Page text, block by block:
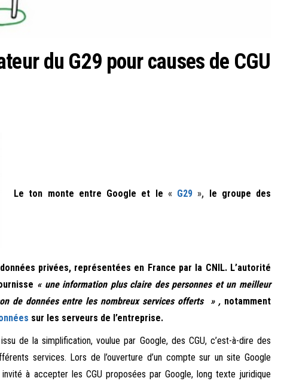
du G29 pour causes de CGU
Le ton monte entre Google et le « G29 », le groupe des
privées, représentées en France par la CNIL. L’autorité
« une information plus claire des personnes et un meilleur
de données entre les nombreux services offerts » , notamment
sur les serveurs de l’entreprise.
de la simplification, voulue par Google, des CGU, c’est-à-dire des
services. Lors de l’ouverture d’un compte sur un site Google
invité à accepter les CGU proposées par Google, long texte juridique